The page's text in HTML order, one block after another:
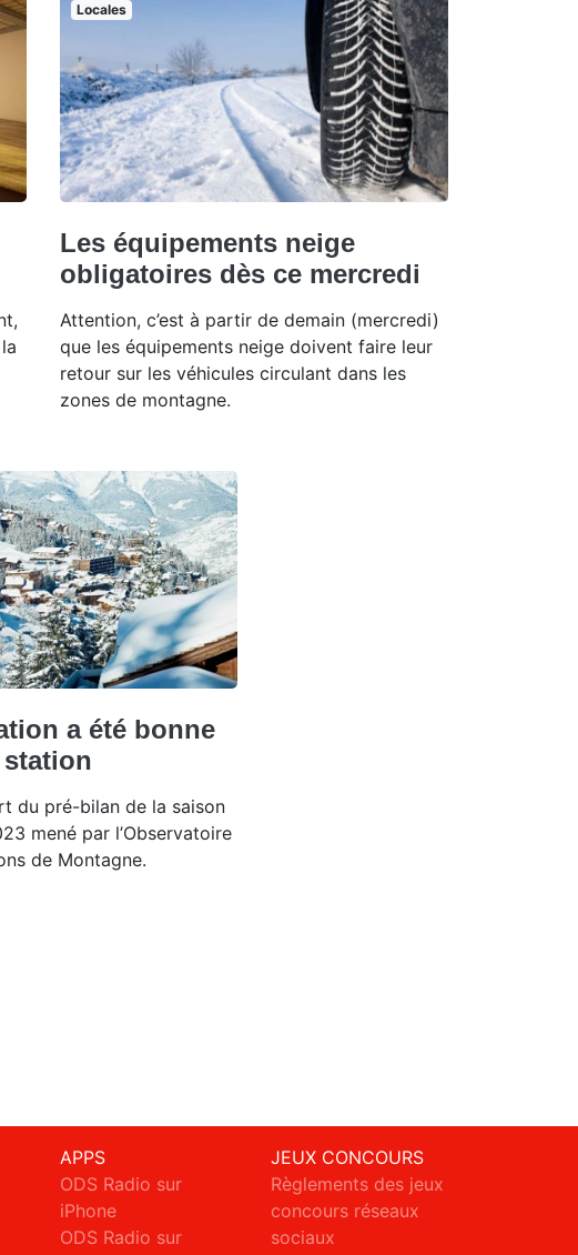
Locales
Les équipements neige
obligatoires dès ce mercredi
Attention, c’est à partir de demain (mercredi)
que les équipements neige doivent faire leur
retour sur les véhicules circulant dans les
zones de montagne.
a été bonne
du pré-bilan de la saison
mené par l’Observatoire
de Montagne.
APPS
ODS Radio sur
iPhone
ODS Radio sur
JEUX CONCOURS
Règlements des jeux
concours réseaux
sociaux